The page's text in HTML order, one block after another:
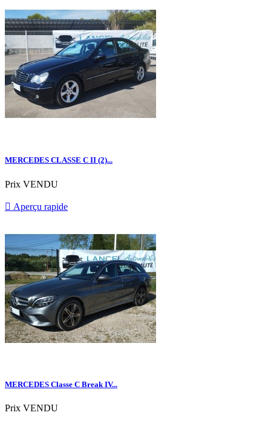
MERCEDES CLASSE C II (2)...
Prix VENDU
 Aperçu rapide
MERCEDES Classe C Break IV...
Prix VENDU